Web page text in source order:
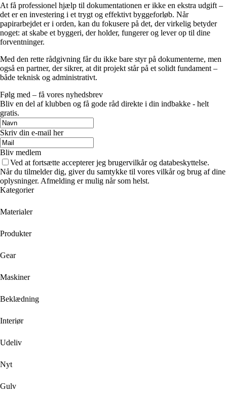
At få professionel hjælp til dokumentationen er ikke en ekstra udgift –
det er en investering i et trygt og effektivt byggeforløb. Når
papirarbejdet er i orden, kan du fokusere på det, der virkelig betyder
noget: at skabe et byggeri, der holder, fungerer og lever op til dine
forventninger.
Med den rette rådgivning får du ikke bare styr på dokumenterne, men
også en partner, der sikrer, at dit projekt står på et solidt fundament –
både teknisk og administrativt.
Følg med – få vores nyhedsbrev
Bliv en del af klubben og få gode råd direkte i din indbakke - helt
gratis.
Skriv din e-mail her
Bliv medlem
Ved at fortsætte accepterer jeg brugervilkår og databeskyttelse.
Når du tilmelder dig, giver du samtykke til vores vilkår og brug af dine
oplysninger. Afmelding er mulig når som helst.
Kategorier
Materialer
Produkter
Gear
Maskiner
Beklædning
Interiør
Udeliv
Nyt
Gulv